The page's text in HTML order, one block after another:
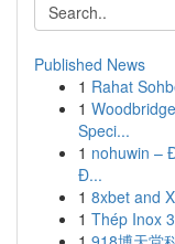
Published News
1 Rahat
1
Speci...
1 nohuwin –
Đ...
1 8xbet and
1 Thép Inox